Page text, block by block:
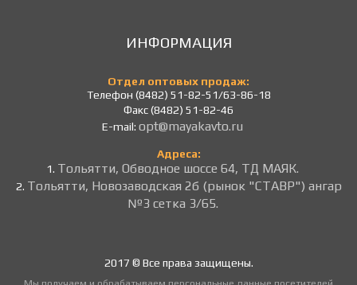
ИНФОРМАЦИЯ
Отдел оптовых продаж:
Телефон (8482) 51-82-51/63-86-18
Факс (8482) 51-82-46
E-mail: opt@mayakavto.ru
Адреса:
1. Тольятти, Обводное шоссе 64, ТД МАЯК.
2. Тольятти, Новозаводская 2б (рынок "СТАВР") ангар
№3 сетка 3/65.
2017 © Все права защищены.